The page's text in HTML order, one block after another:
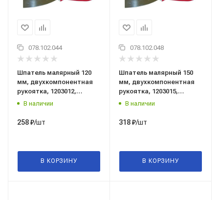
078.102.044
Шпатель малярный 120
мм, двухкомпонентная
рукоятка, 1203012,
PQtools (Пи Кью тулс),
В наличии
258₽/шт
В КОРЗИНУ
078.102.048
Шпатель малярный 150
мм, двухкомпонентная
рукоятка, 1203015,
PQtools (Пи Кью тулс),
В наличии
318₽/шт
В КОРЗИНУ